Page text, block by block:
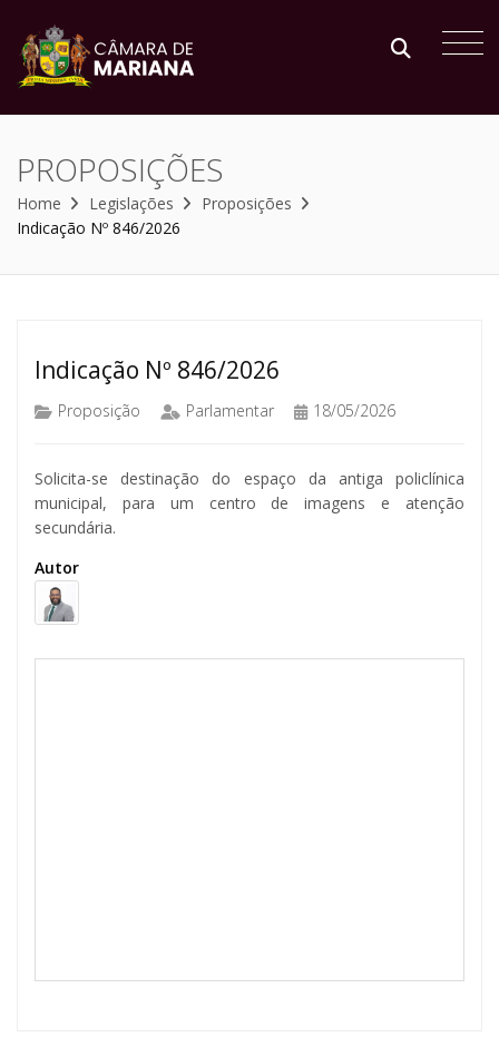
PROPOSIÇÕES
Home Legislações
Proposições
Indicação Nº 846/2026
Indicação Nº 846/2026
Proposição Parlamentar 18/05/2026
Solicita-se destinação do espaço da antiga policlínica
municipal, para um centro de imagens e atenção
secundária.
Autor